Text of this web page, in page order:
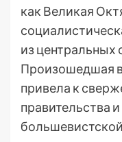
как Великая
из центральных
Произошедшая в
привела к
правительства